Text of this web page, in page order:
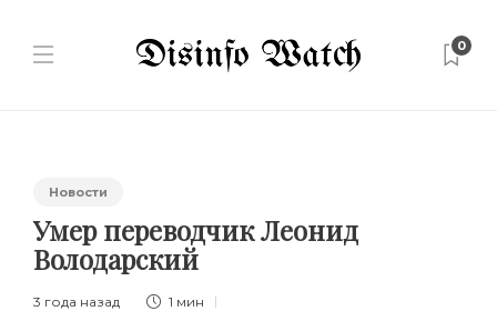
0
Новости
Умер переводчик Леонид
Володарский
3 года назад 1 мин